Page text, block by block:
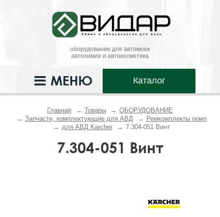
оборудование для автомоек
автохимия и автокосметика
Каталог
МЕНЮ
Главная Товары
ОБОРУДОВАНИЕ
Запчасти, комплектующие для АВД
Ремкомплекты помп
для АВД Karcher
7.304-051 Винт
7.304-051 Винт